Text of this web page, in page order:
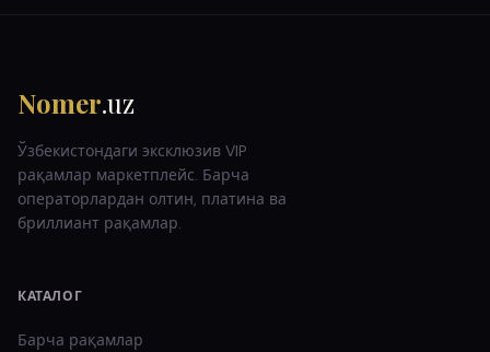
Nomer.uz
Ўзбекистондаги эксклюзив VIP
рақамлар маркетплейс. Барча
операторлардан олтин, платина ва
бриллиант рақамлар.
КАТАЛОГ
Барча рақамлар